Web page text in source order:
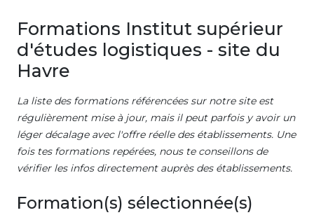
Formations Institut supérieur
d'études logistiques - site du
Havre
La liste des formations référencées sur notre site est
régulièrement mise à jour, mais il peut parfois y avoir un
léger décalage avec l'offre réelle des établissements. Une
fois tes formations repérées, nous te conseillons de
vérifier les infos directement auprès des établissements.
Formation(s) sélectionnée(s)